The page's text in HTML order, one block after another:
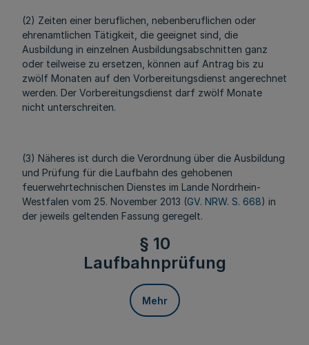
(2) Zeiten einer beruflichen, nebenberuflichen oder
ehrenamtlichen Tätigkeit, die geeignet sind, die
Ausbildung in einzelnen Ausbildungsabschnitten ganz
oder teilweise zu ersetzen, können auf Antrag bis zu
zwölf Monaten auf den Vorbereitungsdienst angerechnet
werden. Der Vorbereitungsdienst darf zwölf Monate
nicht unterschreiten.
(3) Näheres ist durch die Verordnung über die Ausbildung
und Prüfung für die Laufbahn des gehobenen
feuerwehrtechnischen Dienstes im Lande Nordrhein-
Westfalen vom 25. November 2013 (GV. NRW. S. 668) in
der jeweils geltenden Fassung geregelt.
§ 10
Laufbahnprüfung
Mehr